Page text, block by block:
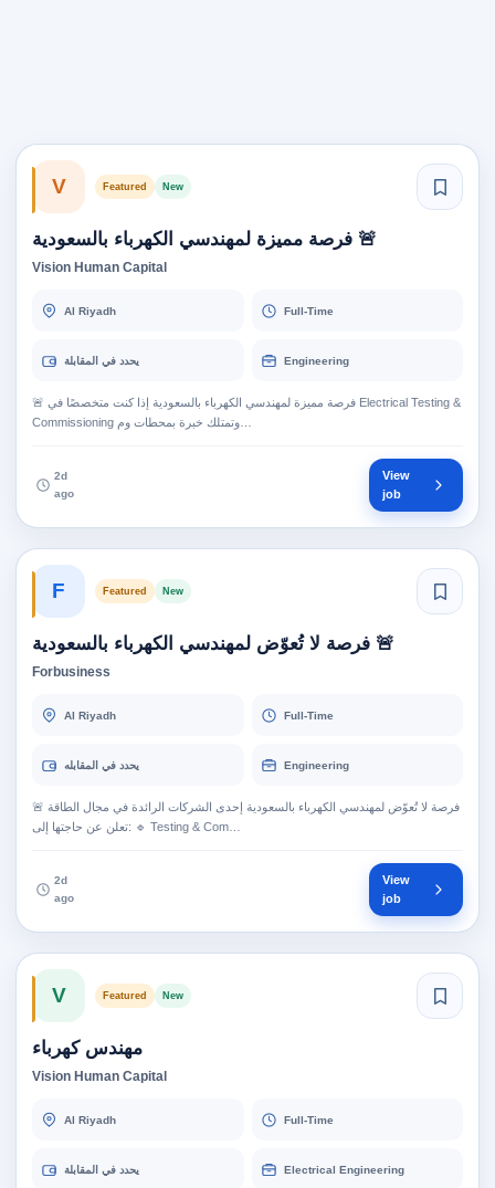
V Featured New
🚨 فرصة مميزة لمهندسي الكهرباء بالسعودية
Vision Human Capital
Al Riyadh Full-Time
يحدد في المقابلة Engineering
🚨 فرصة مميزة لمهندسي الكهرباء بالسعودية إذا كنت متخصصًا في Electrical Testing &
2d
ago
View
job
F Featured New
🚨 فرصة لا تُعوّض لمهندسي الكهرباء بالسعودية
Forbusiness
Al Riyadh Full-Time
يحدد في المقابله Engineering
🚨 فرصة لا تُعوّض لمهندسي الكهرباء بالسعودية إحدى الشركات الرائدة في مجال الطاقة
تعلن عن حاجتها إلى: 🔹 Testing & Com…
2d
ago
View
job
V Featured New
مهندس كهرباء
Vision Human Capital
Al Riyadh Full-Time
يحدد في المقابلة Electrical Engineering